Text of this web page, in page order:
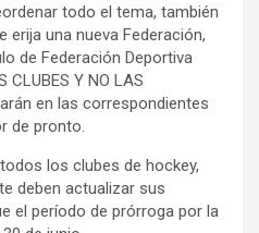
todo el tema, también
erija una nueva Federación,
de Federación Deportiva
CLUBES Y NO LAS
en las correspondientes
de pronto.
los clubes de hockey,
deben actualizar sus
el período de prórroga por la